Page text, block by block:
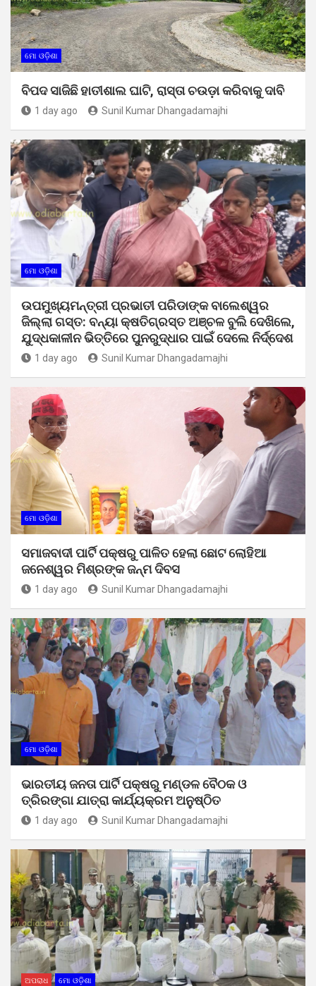
ମୋ ଓଡ଼ିଶା
ବିପଦ ସାଜିଛି ହାତୀଶାଲ ଘାଟି, ରାସ୍ତା ଚଉଡ଼ା କରିବାକୁ ଦାବି
1 day ago Sunil Kumar Dhangadamajhi
ମୋ ଓଡ଼ିଶା
ଉପମୁଖ୍ୟମନ୍ତ୍ରୀ ପ୍ରଭାତୀ ପରିଡାଙ୍କ ବାଲେଶ୍ୱର
ଜିଲ୍ଲା ଗସ୍ତ: ବନ୍ୟା କ୍ଷତିଗ୍ରସ୍ତ ଅଞ୍ଚଳ ବୁଲି ଦେଖିଲେ,
ଯୁଦ୍ଧକାଳୀନ ଭିତ୍ତିରେ ପୁନରୁଦ୍ଧାର ପାଇଁ ଦେଲେ ନିର୍ଦ୍ଦେଶ
1 day ago Sunil Kumar Dhangadamajhi
ମୋ ଓଡ଼ିଶା
ସମାଜବାଦୀ ପାର୍ଟି ପକ୍ଷରୁ ପାଳିତ ହେଲା ଛୋଟ ଲୋହିଆ
ଜନେଶ୍ୱର ମିଶ୍ରଙ୍କ ଜନ୍ମ ଦିବସ
1 day ago Sunil Kumar Dhangadamajhi
ମୋ ଓଡ଼ିଶା
ଭାରତୀୟ ଜନତା ପାର୍ଟି ପକ୍ଷରୁ ମଣ୍ଡଳ ବୈଠକ ଓ
ତ୍ରିରଙ୍ଗା ଯାତ୍ରା କାର୍ଯ୍ୟକ୍ରମ ଅନୁଷ୍ଠିତ
1 day ago Sunil Kumar Dhangadamajhi
ଅପରାଧ ମୋ ଓଡ଼ିଶା